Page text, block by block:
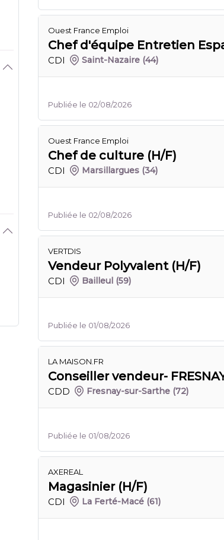
Ouest France Emploi
Chef d'équipe Entretien
CDI Saint-Nazaire (44)
Publiée le 02/08/2026
Ouest France Emploi
Chef de culture (H/F)
CDI Marsillargues (34)
Publiée le 02/08/2026
VERTDIS
Vendeur Polyvalent (H/F)
CDI Bailleul (59)
Publiée le 01/08/2026
LA MAISON.FR
Conseiller vendeur-
CDD Fresnay-sur-Sarthe (72)
Publiée le 01/08/2026
AXEREAL
Magasinier (H/F)
CDI La Ferté-Macé (61)